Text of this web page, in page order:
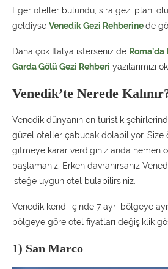
Eğer oteller bulundu, sıra gezi planı
geldiyse Venedik Gezi Rehberinede
Daha çok İtalya isterseniz de
Garda Gölü Gezi Rehberi yazılarımızı
Venedik’te Nerede
Venedik dünyanın en turistik
güzel oteller çabucak dolabiliyor. Size
gitmeye karar verdiğiniz anda hemen
başlamanız. Erken davranırsanız
isteğe uygun otel bulabilirsiniz.
Venedik kendi içinde 7 ayrı bölgeye
bölgeye göre otel fiyatları değişiklik
1) San Marco